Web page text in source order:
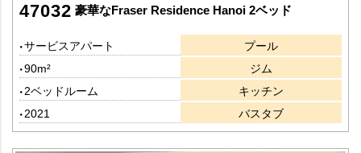
47032 豪華なFraser Residence Hanoi 2ベッド
サービスアパート
90m²
2ベッドルーム
2021
プール
ジム
キッチン
バスタブ